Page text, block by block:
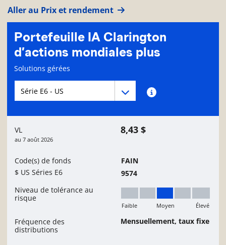
Aller au Prix et rendement
Portefeuille IA Clarington
d’actions mondiales plus
Page d'informations sur le fonds
Solutions gérées
Menu déroulant des séries du Fonds
Menu déroulant des séries du Fonds
VL
au 7 août 2026
8,43 $
Code(s) de fonds
$ US Séries E6
FAIN
9574
Niveau de tolérance au
risque
Moyen
Faible Moyen Élevé
Fréquence des
distributions
Mensuellement, taux fixe